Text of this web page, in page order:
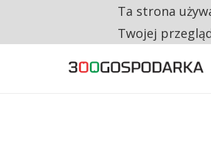
RESTRYKCJE CHIN
Ta strona
Twojej